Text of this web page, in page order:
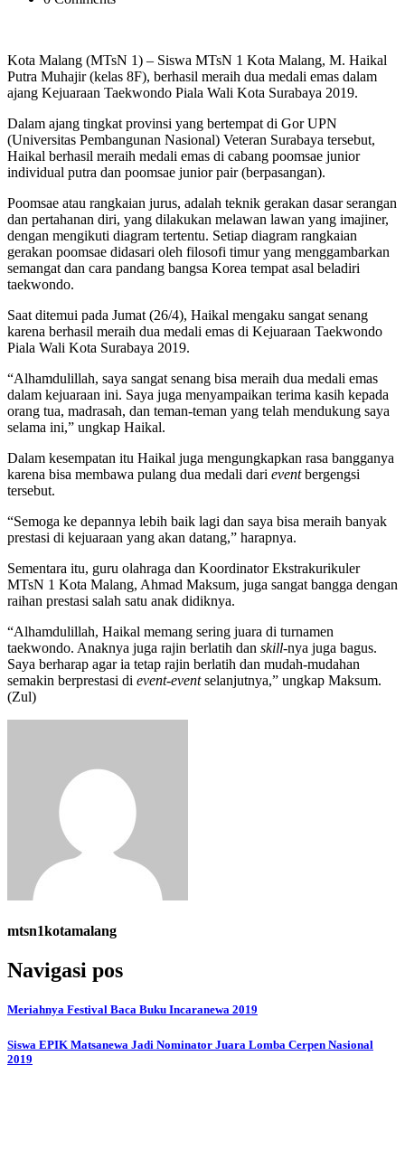
Kota Malang (MTsN 1) – Siswa MTsN 1 Kota Malang, M. Haikal
Putra Muhajir (kelas 8F), berhasil meraih dua medali emas dalam
ajang Kejuaraan Taekwondo Piala Wali Kota Surabaya 2019.
Dalam ajang tingkat provinsi yang bertempat di Gor UPN
(Universitas Pembangunan Nasional) Veteran Surabaya tersebut,
Haikal berhasil meraih medali emas di cabang poomsae junior
individual putra dan poomsae junior pair (berpasangan).
Poomsae atau rangkaian jurus, adalah teknik gerakan dasar serangan
dan pertahanan diri, yang dilakukan melawan lawan yang imajiner,
dengan mengikuti diagram tertentu. Setiap diagram rangkaian
gerakan poomsae didasari oleh filosofi timur yang menggambarkan
semangat dan cara pandang bangsa Korea tempat asal beladiri
taekwondo.
Saat ditemui pada Jumat (26/4), Haikal mengaku sangat senang
karena berhasil meraih dua medali emas di Kejuaraan Taekwondo
Piala Wali Kota Surabaya 2019.
“Alhamdulillah, saya sangat senang bisa meraih dua medali emas
dalam kejuaraan ini. Saya juga menyampaikan terima kasih kepada
orang tua, madrasah, dan teman-teman yang telah mendukung saya
selama ini,” ungkap Haikal.
Dalam kesempatan itu Haikal juga mengungkapkan rasa bangganya
karena bisa membawa pulang dua medali dari eventbergengsi
tersebut.
“Semoga ke depannya lebih baik lagi dan saya bisa meraih banyak
prestasi di kejuaraan yang akan datang,” harapnya.
Sementara itu, guru olahraga dan Koordinator Ekstrakurikuler
MTsN 1 Kota Malang, Ahmad Maksum, juga sangat bangga dengan
raihan prestasi salah satu anak didiknya.
“Alhamdulillah, Haikal memang sering juara di turnamen
taekwondo. Anaknya juga rajin berlatih dan skill-nya juga bagus.
Saya berharap agar ia tetap rajin berlatih dan mudah-mudahan
semakin berprestasi di event-eventselanjutnya,” ungkap Maksum.
(Zul)
mtsn1kotamalang
Navigasi pos
Meriahnya Festival Baca Buku Incaranewa 2019
Siswa EPIK Matsanewa Jadi Nominator Juara Lomba Cerpen Nasional
2019